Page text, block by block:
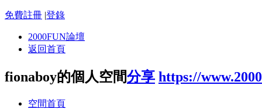
免費註冊 |登錄
2000FUN論壇
返回首頁
fionaboy的個人空間分享 https://
空間首頁